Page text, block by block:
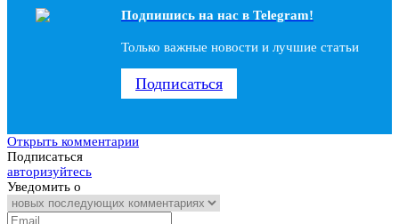
Подпишись на наc в Telegram!
Только важные новости и лучшие статьи
Подписаться
Открыть комментарии
Подписаться
авторизуйтесь
Уведомить о